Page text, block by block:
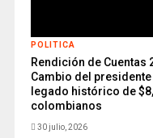
POLITICA
Rendición de Cuentas
Cambio del
legado histórico de
colombianos
30 julio, 2026